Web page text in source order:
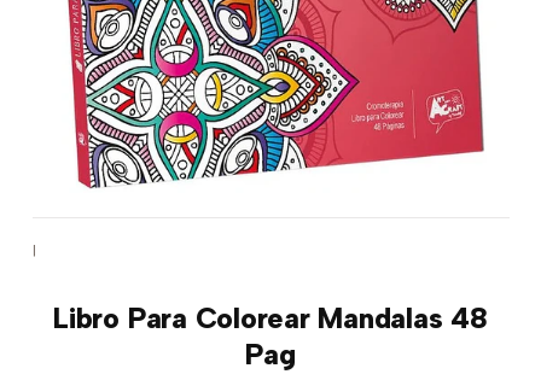
|
Libro Para Colorear Mandalas 48
Pag